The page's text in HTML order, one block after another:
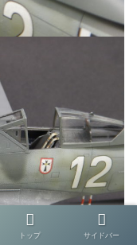
トップ サイドバー